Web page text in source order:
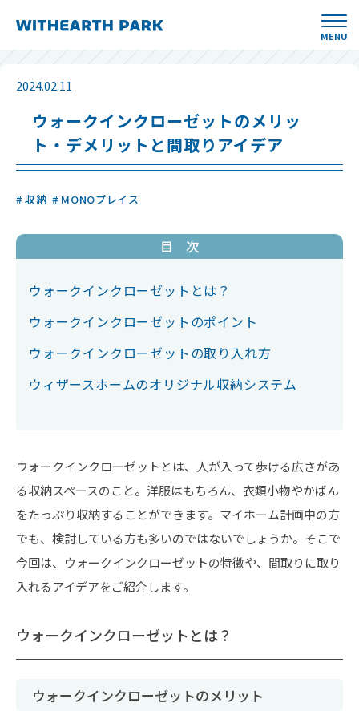
MENU
2024.02.11
ウォークインクローゼットのメリッ
ト・デメリットと間取りアイデア
# 収納 # MONOプレイス
目 次
ウォークインクローゼットとは？
ウォークインクローゼットのポイント
ウォークインクローゼットの取り入れ方
ウィザースホームのオリジナル収納システム
ウォークインクローゼットとは、人が入って歩ける広さがあ
る収納スペースのこと。洋服はもちろん、衣類小物やかばん
をたっぷり収納することができます。マイホーム計画中の方
でも、検討している方も多いのではないでしょうか。そこで
今回は、ウォークインクローゼットの特徴や、間取りに取り
入れるアイデアをご紹介します。
ウォークインクローゼットとは？
ウォークインクローゼットのメリット